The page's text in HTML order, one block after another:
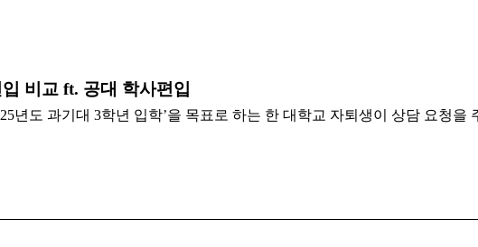
비교 ft. 공대 학사편입
년도 과기대 3학년 입학’을 목표로 하는 한 대학교 자퇴생이 상담 요청